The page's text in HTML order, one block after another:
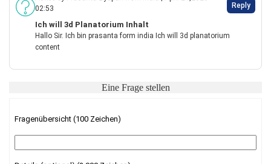
02:53
Reply
Ich will 3d Planatorium Inhalt
Hallo Sir. Ich bin prasanta form india Ich will 3d planatorium
content
Eine Frage stellen
Fragenübersicht (100 Zeichen)